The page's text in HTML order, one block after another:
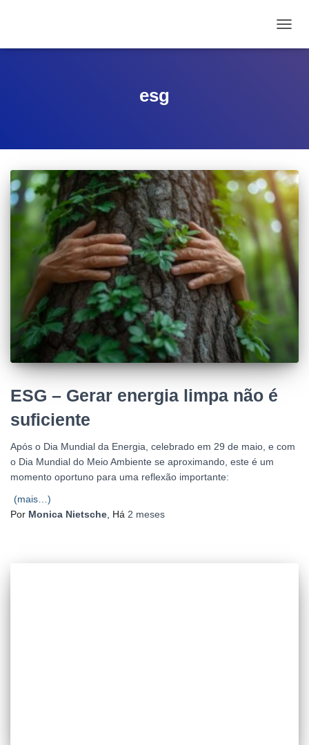
esg
ESG – Gerar energia limpa não é
suficiente
Após o Dia Mundial da Energia, celebrado em 29 de maio, e com
o Dia Mundial do Meio Ambiente se aproximando, este é um
momento oportuno para uma reflexão importante:
(mais…)
Por Monica Nietsche , Há 2 meses